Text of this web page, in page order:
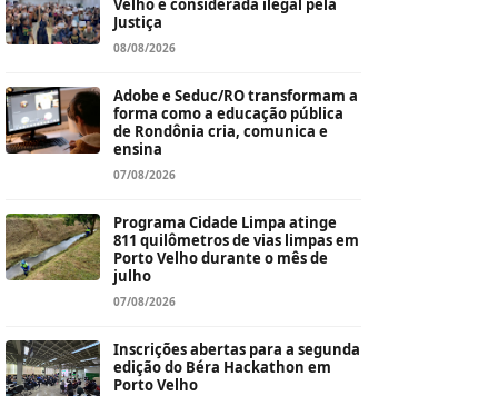
Velho é considerada ilegal pela
Justiça
08/08/2026
Adobe e Seduc/RO transformam a
forma como a educação pública
de Rondônia cria, comunica e
ensina
07/08/2026
Programa Cidade Limpa atinge
811 quilômetros de vias limpas em
Porto Velho durante o mês de
julho
07/08/2026
Inscrições abertas para a segunda
edição do Béra Hackathon em
Porto Velho